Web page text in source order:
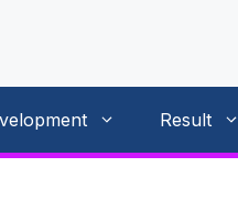
Result